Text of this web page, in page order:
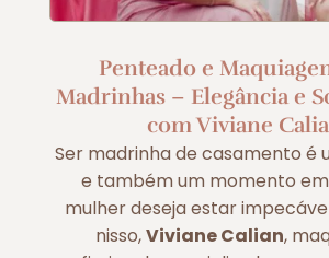
Penteado e
Madrinhas – Elegância e
com Viviane
Ser madrinha de casamento é
e também um momento
mulher deseja estar
nisso,Viviane Calian,